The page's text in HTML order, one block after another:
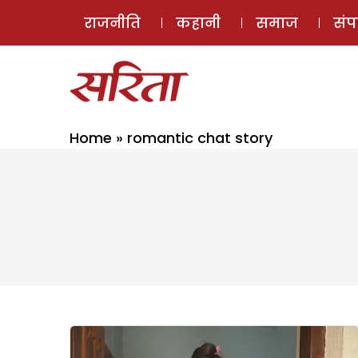
राजनीति कहानी समाज
Home » romantic chat story